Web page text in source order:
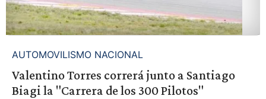
AUTOMOVILISMO NACIONAL
Valentino Torres correrá junto a Santiago
Biagi la "Carrera de los 300 Pilotos"